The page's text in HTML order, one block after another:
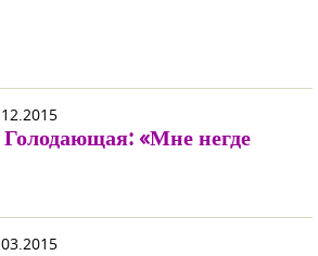
Голодающая: «Мне негде